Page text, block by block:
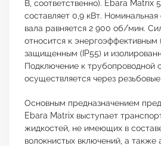
В, соответственно). Ebara
составляет 0,9 кВт.
вала равняется 2 900 об/мин.
относится к энергоэффективным
защищенным (IP55) и
Подключение к трубопроводной
осуществляется через
Основным предназначением
Ebara Matrix выступает
жидкостей, не имеющих в
волокнистых включений, а также